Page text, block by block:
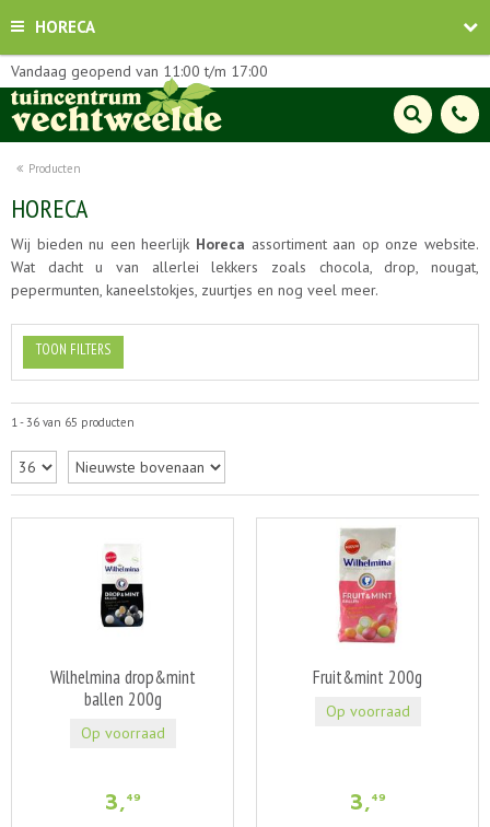
HORECA
Producten
Vandaag geopend van 11:00 t/m 17:00
HORECA
Wij bieden nu een heerlijk Horeca assortiment aan op onze website.
Wat dacht u van allerlei lekkers zoals chocola, drop, nougat,
pepermunten, kaneelstokjes, zuurtjes en nog veel meer.
TOON FILTERS
1 - 36 van 65 producten
Wilhelmina drop&mint
ballen 200g
3,49
Op voorraad
Fruit&mint 200g
3,49
Op voorraad